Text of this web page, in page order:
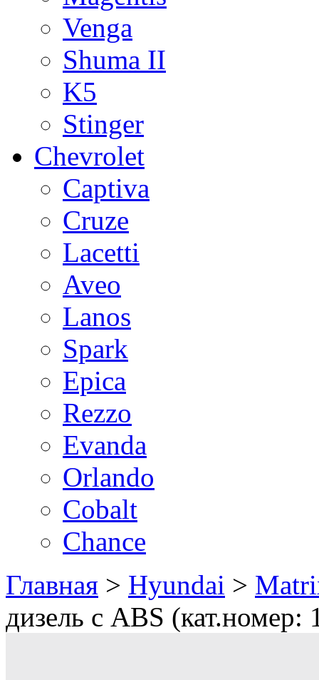
Venga
Shuma II
K5
Stinger
Chevrolet
Captiva
Cruze
Lacetti
Aveo
Lanos
Spark
Epica
Rezzo
Evanda
Orlando
Cobalt
Chance
Главная > Hyundai >
дизель с ABS